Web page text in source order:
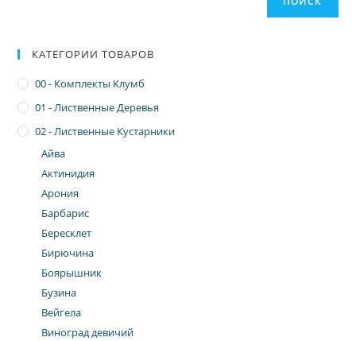
КАТЕГОРИИ ТОВАРОВ
00 - Комплекты Клумб
01 - Лиственные Деревья
02 - Лиственные Кустарники
Айва
Актинидия
Арония
Барбарис
Бересклет
Бирючина
Боярышник
Бузина
Вейгела
Виноград девичий